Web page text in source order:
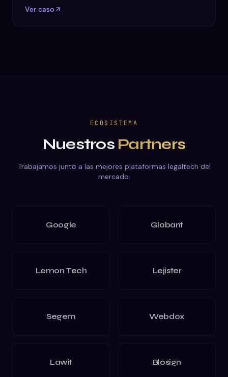
Ver caso
ECOSISTEMA
Nuestros Partners
Trabajamos junto a las mejores plataformas legaltech del
mercado.
Google Globant
Lemon Tech Lejister
Segem Webdox
Lawit Blosign